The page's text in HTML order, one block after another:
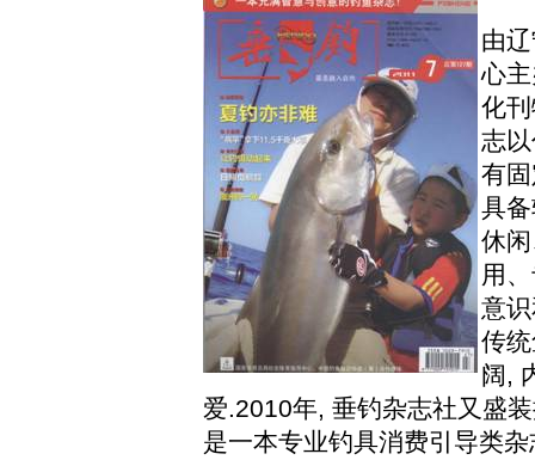
由
心
化
志
有
具
休
用
意
传
阔,
爱.2010年, 垂钓杂志社又盛
是一本专业钓具消费引导类杂